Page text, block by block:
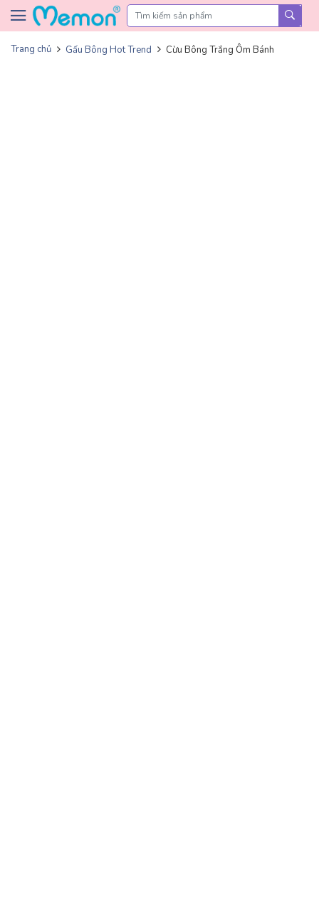
Skip to content
Trang chủ Gấu Bông Hot Trend Cừu Bông Trắng Ôm Bánh